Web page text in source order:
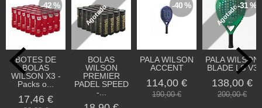
-42 %
BOTES DE
BOLAS
WILSON X3 -
Packs o...
17,46 €
Agotado
BOLAS
WILSON
PREMIER
PADEL SPEED
-...
-40 %
PALA WILSON
ACCENT
114,00 €
190,00 €
Agotado-31 %
PALA WILSON
BLADE LS V3
138,00 €
200,00 €